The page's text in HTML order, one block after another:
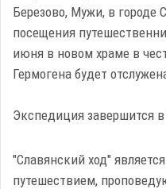
Березово, Мужи, в городе
посещения
июня в новом храме в
Гермогена будет
Экспедиция завершится
"Славянский ход"
путешествием,